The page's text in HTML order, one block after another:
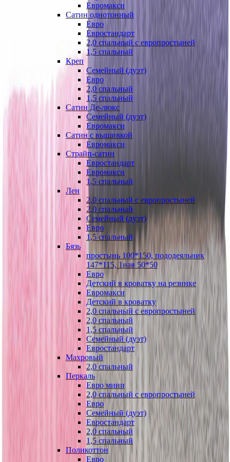
Евромакси
Сатин однотонный
Евро
Евростандарт
2,0 спальный с европростыней
1,5 спальный
Креп
Семейный (дуэт)
Евро
2,0 спальный
1,5 спальный
Сатин Де-люкс
Семейный (дуэт)
Евромакси
Сатин с вышивкой
Евромакси
Страйп-сатин
Евростандарт
Евромакси
1,5 спальный
Лен
2,0 спальный с европростыней
2,0 спальный
Семейный (дуэт)
Евро
1,5 спальный
Бязь
простынь 100*150, пододеяльник
147*115, 1нав 50*50
Евро
Детский в кроватку на резинке
Евромакси
Детский в кроватку
2,0 спальный с европростыней
2,0 спальный
1,5 спальный
Семейный (дуэт)
Евростандарт
Махровый
2,0 спальный
Перкаль
Евро мини
2,0 спальный с европростыней
Евро
Семейный (дуэт)
Евростандарт
2,0 спальный
1,5 спальный
Поликоттон
Евро